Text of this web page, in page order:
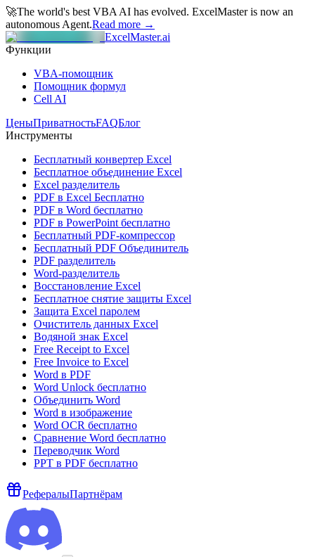
🚀The world's best VBA AI has evolved. ExcelMaster is now an
autonomous Agent.Read more →
ExcelMaster.ai
Функции
VBA-помощник
Помощник формул
Cell AI
ЦеныПриватностьFAQБлог
Инструменты
Бесплатный конвертер Excel
Бесплатное объединение Excel
Excel разделитель
PDF в Excel Бесплатно
PDF в Word бесплатно
PDF в PowerPoint бесплатно
Бесплатный PDF-компрессор
Бесплатный PDF Объединитель
PDF разделитель
Word-разделитель
Восстановление Excel
Бесплатное снятие защиты Excel
Защита Excel паролем
Очиститель данных Excel
Водяной знак Excel
Free Receipt to Excel
Free Invoice to Excel
Word в PDF
Word Unlock бесплатно
Объединить Word
Word в изображение
Word OCR бесплатно
Сравнение Word бесплатно
Переводчик Word
PPT в PDF бесплатно
РефералыПартнёрам